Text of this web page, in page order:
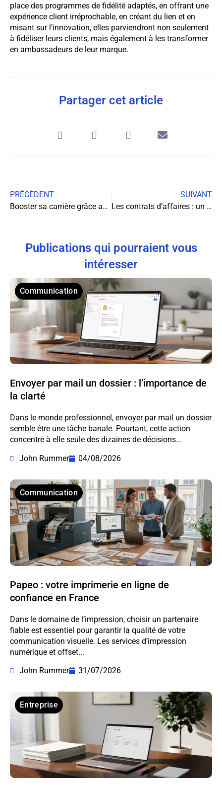
place des programmes de fidélité adaptés, en offrant une
expérience client irréprochable, en créant du lien et en
misant sur l’innovation, elles parviendront non seulement
à fidéliser leurs clients, mais également à les transformer
en ambassadeurs de leur marque.
Partager cet article
PRÉCÉDENT
Booster sa carrière grâce aux cours d’anglais en ligne : un atout indispensable
SUIVANT
Les contrats d’affaires : un enjeu majeur pour la réussite des entreprises
Publications qui pourraient vous
intéresser
Communication
Envoyer par mail un dossier : l’importance de
la clarté
Dans le monde professionnel, envoyer par mail un dossier
semble être une tâche banale. Pourtant, cette action
concentre à elle seule des dizaines de décisions...
John Rummer
04/08/2026
Communication
Papeo : votre imprimerie en ligne de
confiance en France
Dans le domaine de l’impression, choisir un partenaire
fiable est essentiel pour garantir la qualité de votre
communication visuelle. Les services d’impression
numérique et offset...
John Rummer
31/07/2026
Entreprise